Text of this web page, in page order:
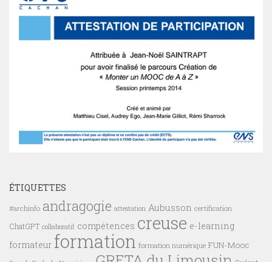
ÉTIQUETTES
#archinfo andragogie attestation Aubusson certification
ChatGPT collaboratif compétences creuse e-learning
formateur formation formation numérique FUN-Mooc